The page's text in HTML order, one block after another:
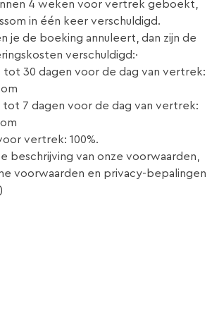
4 weken voor vertrek geboekt,
in één keer verschuldigd.
je de boeking annuleert, dan zijn de
verschuldigd:·
tot 30 dagen voor de dag van vertrek:
tot 7 dagen voor de dag van vertrek:
vertrek: 100%.
beschrijving van onze voorwaarden,
voorwaarden en privacy-bepalingen